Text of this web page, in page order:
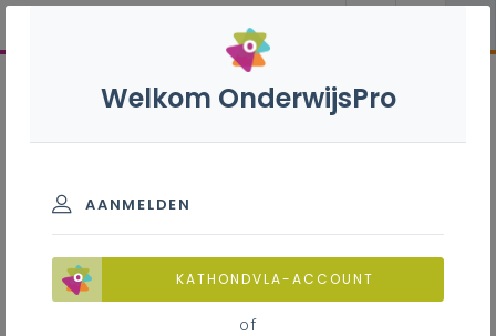
Welkom OnderwijsPro
AANMELDEN
KATHONDVLA-ACCOUNT
of